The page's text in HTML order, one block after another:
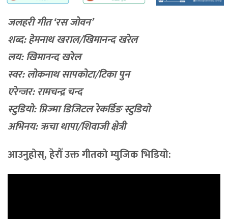
जलहरी गीत ‘रस जोवन’
शब्द: हेमनाथ खराल/खिमानन्द खरेल
लय: खिमानन्द खरेल
स्वर: लोकनाथ सापकोटा/टिका पुन
एरेन्जर: रामचन्द्र चन्द
स्टुडियो: प्रिज्मा डिजिटल रेकर्डिङ स्टुडियो
अभिनय: ऋचा थापा/शिवाजी क्षेत्री
आउनुहोस्, हेरौँ उक्त गीतको म्युजिक भिडियो: